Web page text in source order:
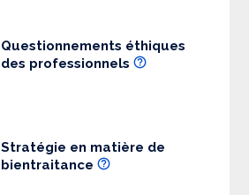
Questionnements éthiques
des professionnels
Stratégie en matière de
bientraitance